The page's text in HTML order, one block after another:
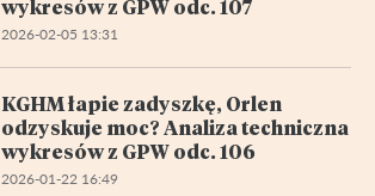
wykresów z GPW odc. 107
2026-02-05 13:31
KGHM łapie zadyszkę, Orlen
odzyskuje moc? Analiza techniczna
wykresów z GPW odc. 106
2026-01-22 16:49